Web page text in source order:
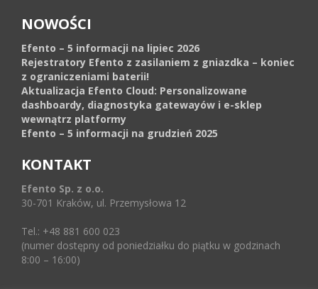
NOWOŚCI
Efento – 5 informacji na lipiec 2026
Rejestratory Efento z zasilaniem z gniazdka – koniec
z ograniczeniami baterii!
Aktualizacja Efento Cloud: Personalizowane
dashboardy, diagnostyka gatewayów i e-sklep
wewnątrz platformy
Efento – 5 informacji na grudzień 2025
KONTAKT
Efento Sp. z o.o.
30-701 Kraków, ul. Przemysłowa 12
Tel.: +48 881 600 023
(numer dostępny od poniedziałku do piątku w godzinach
8:00 – 16:00)